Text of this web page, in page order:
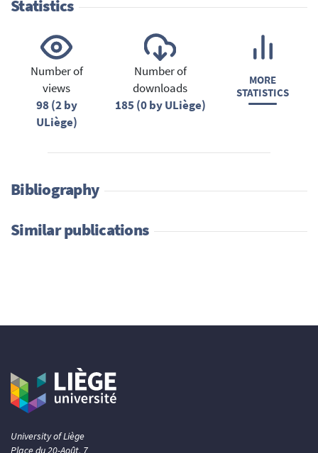
Statistics
Number of
views
98 (2 by
ULiège)
Number of
downloads
185 (0 by ULiège)
MORE
STATISTICS
Bibliography
Similar publications
University of Liège
Place du 20-Août, 7